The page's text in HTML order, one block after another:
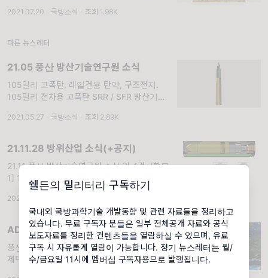
쉘든의 밀리터리 구독하기
국내외 국방과학기술 개발동향 및 관련 자료들을 정리하고
있습니다. 무료 구독자 분들은 일부 전체공개 자료와 공식
보도자료를 정리한 컨텐츠들을 열람하실 수 있으며, 유료
구독 시 자유롭게 열람이 가능합니다. 정기 뉴스레터는 월/
수/금요일 11시에 멤버십 구독자용으로 발행됩니다.
6월 22일(화)에 체결 후, 체계개발을 본격적으
항
2021.07.20 국방소식 조회 1.98K
다른 뉴스레터
21.05 풍산 방산기술연구원 소식
105밀리 고폭탄, 레일건용 탄약, 구조전지.
105밀리 전차용 고폭탄 SRR / SFR 방산기술
105밀리 고폭탄 무기체계 개조개발사업 체계
2021.05.27 국방소식 조회 2.89K
21.11.28 방위산업 소식(+공지)
21.11 풍산 방산기술연구원 소식 외 4건. [항목
1] 11.29(월)~12.03(금)까지, 다음주는 휴재입
니다. /// [항목2] 12.03~12.04 기간 동안
2021 국방과학기술 대제전이 개최됩니다. 취
재 후 소식 전
2021.11.28
ADEX 2021 - 6
풍산, 로텍, 담스테크, 단단, 덕산넵코어스, 올
제텍. 풍산